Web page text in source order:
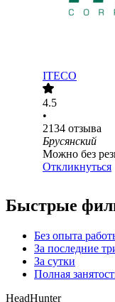
ITECO
4.5
•
2134 отзыва
Брусянский
Можно без
Откликнуться
Быстрые
Без опыта
За последние
За сутки
Полная
HeadHunter